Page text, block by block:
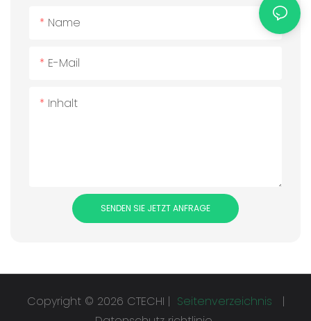
Name
E-Mail
Inhalt
SENDEN SIE JETZT ANFRAGE
Copyright © 2026 CTECHI | Seitenverzeichnis
|